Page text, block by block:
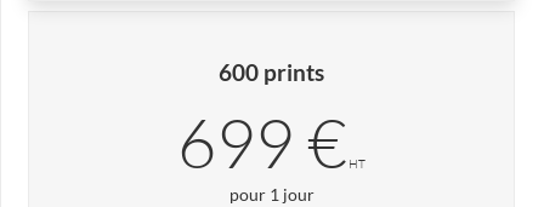
600 prints
699 € HT
pour 1 jour